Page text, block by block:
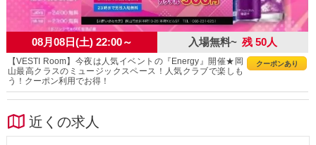
08月08日(土) 22:00～ 入場無料~ 残 50人
クーポンあり
【VESTI Room】今夜は人気イベントの『Energy』開催★岡
山最高クラスのミュージックスペース！人気クラブで楽しも
う！クーポン利用でお得！
近くの求人